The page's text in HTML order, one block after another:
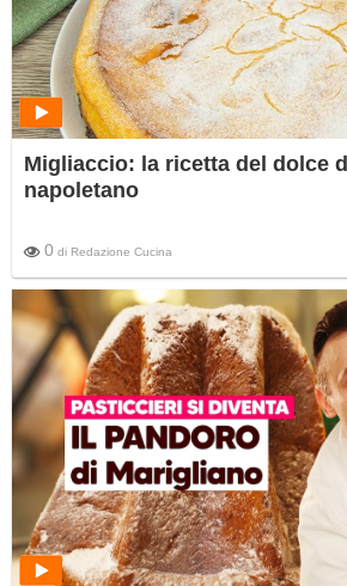
Migliaccio: la ricetta del dolce
napoletano
0 di Redazione Cucina